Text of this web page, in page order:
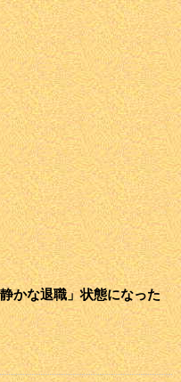
かな退職」状態になった